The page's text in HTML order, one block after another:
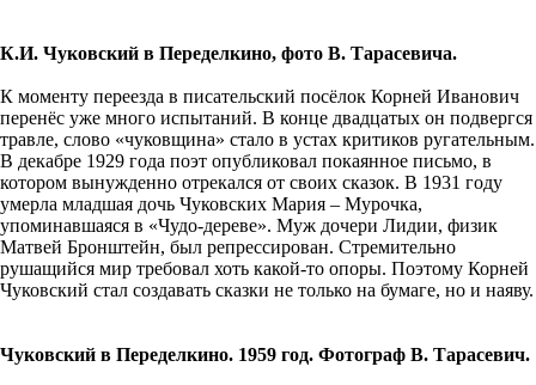
К.И. Чуковский в Переделкино, фото В. Тарасевича.
К моменту переезда в писательский посёлок Корней Иванович
перенёс уже много испытаний. В конце двадцатых он подвергся
травле, слово «чуковщина» стало в устах критиков ругательным.
В декабре 1929 года поэт опубликовал покаянное письмо, в
котором вынужденно отрекался от своих сказок. В 1931 году
умерла младшая дочь Чуковских Мария – Мурочка,
упоминавшаяся в «Чудо-дереве». Муж дочери Лидии, физик
Матвей Бронштейн, был репрессирован. Стремительно
рушащийся мир требовал хоть какой-то опоры. Поэтому Корней
Чуковский стал создавать сказки не только на бумаге, но и наяву.
Чуковский в Переделкино. 1959 год. Фотограф В. Тарасевич.